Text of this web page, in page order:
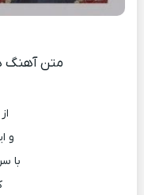
متن آهنگ
و
با